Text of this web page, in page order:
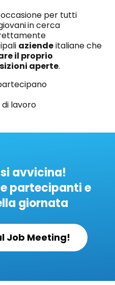
per tutti
in cerca
aziendeitaliane che
il proprio
aperte.
lavoro
avvicina!
partecipanti e
giornata
Job Meeting!